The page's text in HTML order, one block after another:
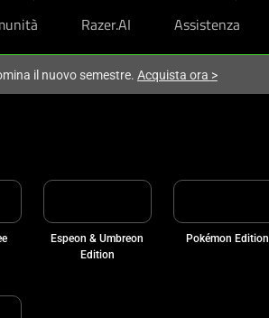
Razer.AI Assistenza
il nuovo semestre. Acquista ora >
Espeon & Umbreon
Edition
Pokémon Edition